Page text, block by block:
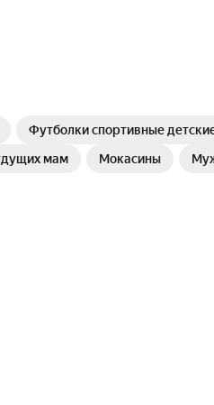
Футболки спортивные
мам
Мокасины